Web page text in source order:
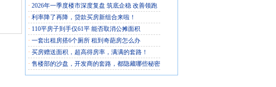
· 2026年一季度楼市深度复盘 筑底企稳 改善领跑
· 利率降了再降，贷款买房新组合来啦！
· 110平房子到手仅61平 能否取消公摊面积
· 一套出租房搭6个厕所 租到奇葩房怎么办
· 买房赠送面积，超高得房率，满满的套路！
· 售楼部的沙盘，开发商的套路，都隐藏哪些秘密